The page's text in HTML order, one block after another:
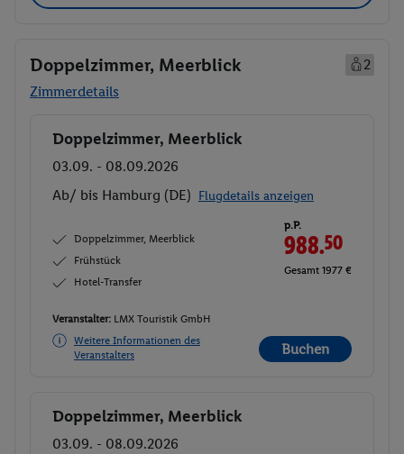
Doppelzimmer, Meerblick
2
Zimmerdetails
Buchen
Doppelzimmer, Meerblick
03.09. - 08.09.2026
Ab/ bis Hamburg (DE) Flugdetails anzeigen
Doppelzimmer, Meerblick
Frühstück
Hotel-Transfer
p.P.
988.50
Gesamt 1977 €
Veranstalter: LMX Touristik GmbH
Weitere Informationen des
Veranstalters
Buchen
Buchen
Doppelzimmer, Meerblick
03.09. - 08.09.2026